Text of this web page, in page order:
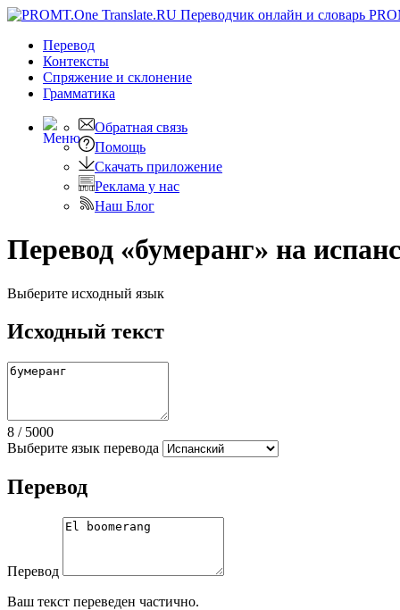
Перевод
Контексты
Спряжение и склонение
Грамматика
Обратная связь
Помощь
Скачать приложение
Реклама у нас
Наш Блог
Перевод «бумеранг» на
Выберите исходный язык
Исходный текст
8 / 5000
Выберите язык перевода
Перевод
Перевод
Ваш текст переведен частично.